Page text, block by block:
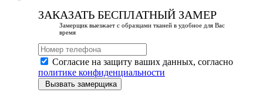
ЗАКАЗАТЬ БЕСПЛАТНЫЙ ЗАМЕР
Замерщик выезжает с образцами тканей в удобное для Вас
время
Согласие на защиту ваших данных, согласно
политике конфиденциальности
Вызвать замерщика